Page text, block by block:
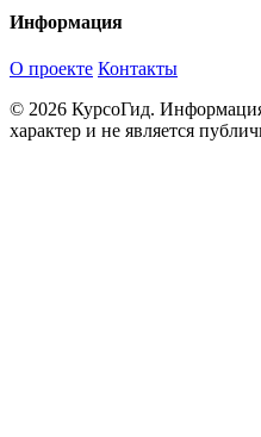
Информация
О проекте Контакты
© 2026 КурсоГид.
характер и не является